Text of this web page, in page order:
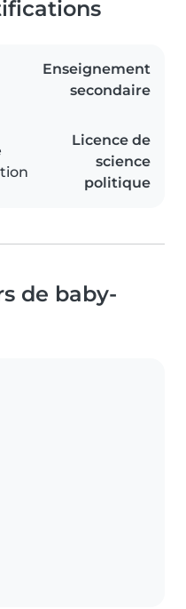
Enseignement
secondaire
Licence de
science
politique
de baby-